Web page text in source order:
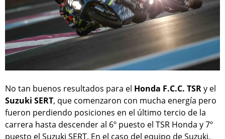
No tan buenos resultados para el Honda F.C.C. TSRy el
Suzuki SERT, que comenzaron con mucha energía pero
fueron perdiendo posiciones en el último tercio de la
carrera hasta descender al 6º puesto el TSR Honda y 7º
puesto el Suzuki SERT. En el caso del equipo de Suzuki,